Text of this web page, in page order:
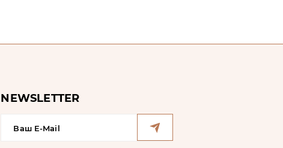
NEWSLETTER